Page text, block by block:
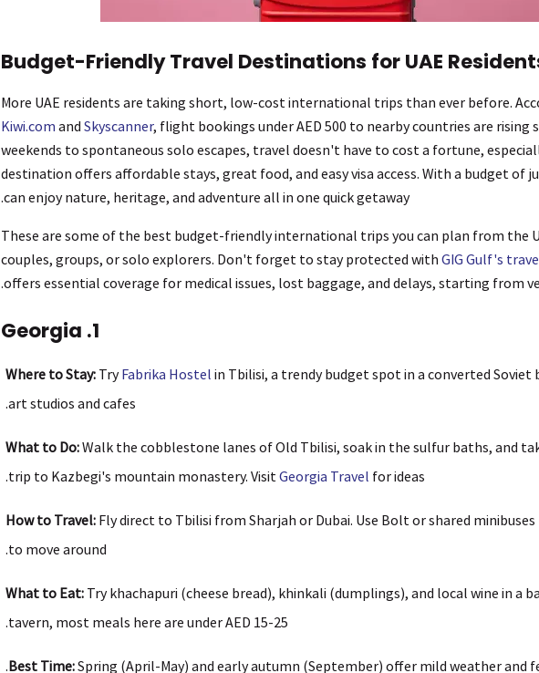
Budget-Friendly Travel Destinations for UAE
More UAE residents are taking short, low-cost international trips than ever before.
Kiwi.com and Skyscanner, flight bookings under AED 500 to nearby countries are rising
weekends to spontaneous solo escapes, travel doesn't have to cost a fortune,
destination offers affordable stays, great food, and easy visa access. With a budget of
can enjoy nature, heritage, and adventure all in one quick getaway.
These are some of the best budget-friendly international trips you can plan from the
couples, groups, or solo explorers. Don't forget to stay protected with GIG Gulf's
offers essential coverage for medical issues, lost baggage, and delays, starting from
1. Georgia
Where to Stay: TryFabrika Hostel in Tbilisi, a trendy budget spot in a converted Soviet
art studios and cafes.
What to Do:Walk the cobblestone lanes of Old Tbilisi, soak in the sulfur baths, and
trip to Kazbegi's mountain monastery. Visit Georgia Travel for ideas.
How to Travel: Fly direct to Tbilisi from Sharjah or Dubai. Use Bolt or shared
to move around.
What to Eat: Try khachapuri (cheese bread), khinkali (dumplings), and local wine in a
tavern, most meals here are under AED 15-25.
Best Time:Spring (April-May) and early autumn (September) offer mild weather and